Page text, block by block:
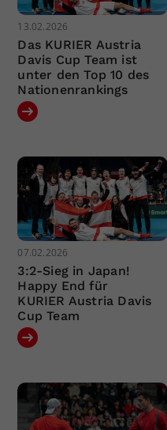
13.02.2026
Das KURIER Austria
Davis Cup Team ist
unter den Top 10 des
Nationenrankings
07.02.2026
3:2-Sieg in Japan!
Happy End für
KURIER Austria Davis
Cup Team